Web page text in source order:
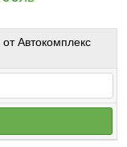
Автокомплекс